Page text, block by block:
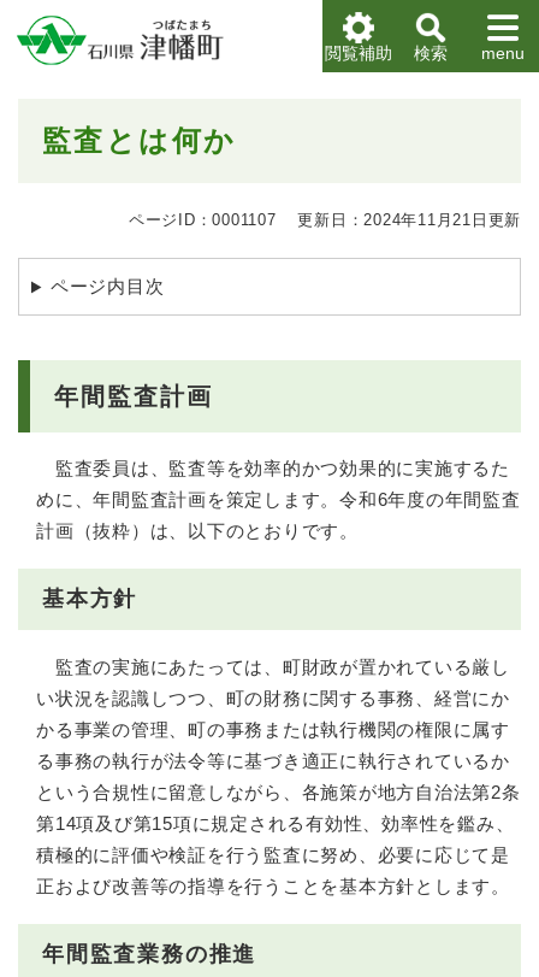
メニューを飛ばして本文へ
閲覧補助
検索 menu
監査とは何か
ページID：0001107 更新日：2024年11月21日更新
ページ内目次
年間監査計画
監査委員は、監査等を効率的かつ効果的に実施するた
めに、年間監査計画を策定します。令和6年度の年間監査
計画（抜粋）は、以下のとおりです。
基本方針
監査の実施にあたっては、町財政が置かれている厳し
い状況を認識しつつ、町の財務に関する事務、経営にか
かる事業の管理、町の事務または執行機関の権限に属す
る事務の執行が法令等に基づき適正に執行されているか
という合規性に留意しながら、各施策が地方自治法第2条
第14項及び第15項に規定される有効性、効率性を鑑み、
積極的に評価や検証を行う監査に努め、必要に応じて是
正および改善等の指導を行うことを基本方針とします。
年間監査業務の推進